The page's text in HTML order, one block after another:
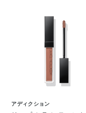
アディクション